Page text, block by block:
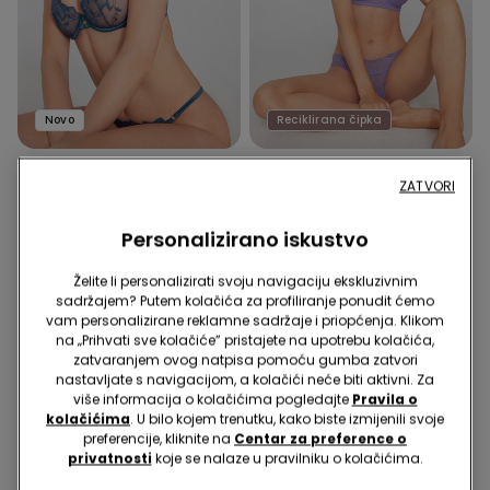
Novo Reciklirana čipka
Reciklirane Čipke Wien
14,99 €
Personalizirano iskustvo
Želite li personalizirati svoju navigaciju ekskluzivnim
sadržajem? Putem kolačića za profiliranje ponudit ćemo
vam personalizirane reklamne sadržaje i priopćenja. Klikom
na „Prihvati sve kolačiće” pristajete na upotrebu kolačića,
zatvaranjem ovog natpisa pomoću gumba zatvori
nastavljate s navigacijom, a kolačići neće biti aktivni. Za
više informacija o kolačićima pogledajte Pravila o
kolačićima. U bilo kojem trenutku, kako biste izmijenili svoje
preferencije, kliknite na Centar za preference o
privatnostikoje se nalaze u pravilniku o kolačićima.
ZATVORI